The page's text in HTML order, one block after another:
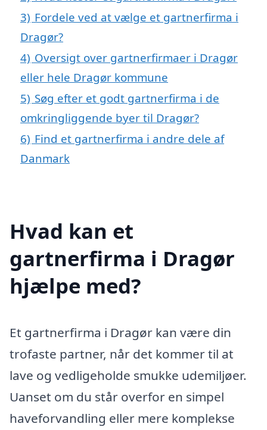
3) Fordele ved at vælge et gartnerfirma i
Dragør?
4) Oversigt over gartnerfirmaer i Dragør
eller hele Dragør kommune
5) Søg efter et godt gartnerfirma i de
omkringliggende byer til Dragør?
6) Find et gartnerfirma i andre dele af
Danmark
Hvad kan et
gartnerfirma i Dragør
hjælpe med?
Et gartnerfirma i Dragør kan være din
trofaste partner, når det kommer til at
lave og vedligeholde smukke udemiljøer.
Uanset om du står overfor en simpel
haveforvandling eller mere komplekse